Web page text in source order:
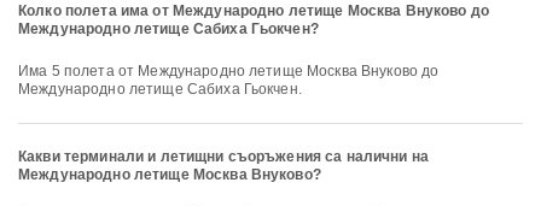
Колко полета има от Международно летище Москва Внуково до
Международно летище Сабиха Гьокчен?
Има 5 полета от Международно летище Москва Внуково до
Международно летище Сабиха Гьокчен.
Какви терминали и летищни съоръжения са налични на
Международно летище Москва Внуково?